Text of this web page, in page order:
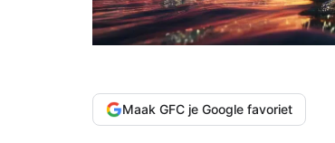
Maak GFC je Google favoriet